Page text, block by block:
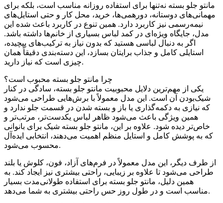
مانتو جلو بسته نه‌تنها برای استفاده روزانه مناسب است، بلکه برای
مهمانی‌های دوستانه، دورهمی‌ها، خرید، محل کار و حتی استایل‌های
نیمه‌رسمی نیز کاربرد دارد. همین تنوع در کاربرد باعث شده این
مدل، جایگاه ویژه‌ای در کمد لباس بسیاری از خانم‌ها داشته باشد.
اگر به دنبال لباسی هستید که بدون نیاز به ترکیب‌های پیچیده،
استایلی کامل و جذاب برایتان بسازد، این دسته‌بندی دقیقاً همان
چیزی است که نیاز دارید.
چرا مانتو جلو بسته محبوب است؟
یکی از مهم‌ترین دلایل محبوبیت مانتو جلو بسته، سادگی در کنار
شیک‌بودن آن است. این مدل معمولاً با برش‌هایی طراحی می‌شود
که نیازی به دکمه‌گذاری یا باز و بسته شدن در قسمت جلو ندارد و
همین ویژگی باعث می‌شود ظاهر لباس یکدست‌تر، مرتب‌تر و
خاص‌تر دیده شود. علاوه بر این، مانتو جلو بسته شیک برای بانوانی
که به پوشش کامل و استایل منظم اهمیت می‌دهند، انتخابی ایده‌آل
محسوب می‌شود.
از طرف دیگر، این مدل معمولاً در فرم‌های آزاد، فون، کلوش یا بلند
طراحی می‌شود تا علاوه بر زیبایی، راحتی بیشتری نیز ایجاد کند. به
همین دلیل، مانتو جلو بسته برای استفاده طولانی‌مدت بسیار
مناسب است و در طول روز حس راحتی بیشتری به شما می‌دهد.